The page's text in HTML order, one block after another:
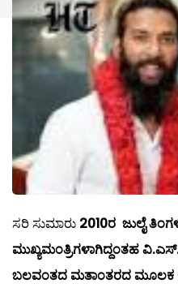
ಸರಿ ಸುಮಾರು 2010ರ ಜುಲೈ
ಮುಖ್ಯಮಂತ್ರಿಗಳಾಗಿದ್ದಂತಹ
ಬಲವಂತದ ಮತಾಂತರದ ಮೂಲಕ